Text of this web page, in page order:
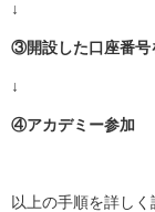
↓
③開設した口座番号
↓
④アカデミー参加
以上の手順を詳しく